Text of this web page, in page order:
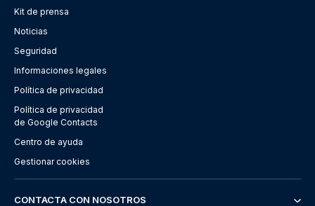
Kit de prensa
Noticias
Seguridad
Informaciones legales
Política de privacidad
Política de privacidad
de Google Contacts
Centro de ayuda
Gestionar cookies
CONTACTA CON NOSOTROS